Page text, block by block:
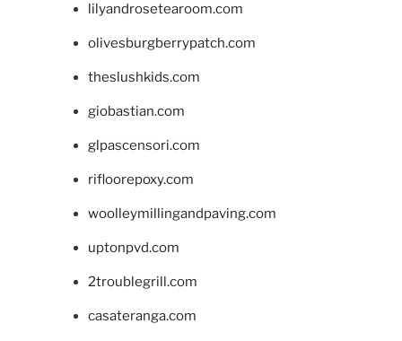
lilyandrosetearoom.com
olivesburgberrypatch.com
theslushkids.com
giobastian.com
glpascensori.com
rifloorepoxy.com
woolleymillingandpaving.com
uptonpvd.com
2troublegrill.com
casateranga.com